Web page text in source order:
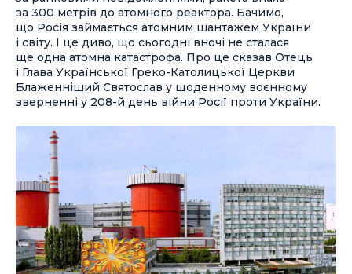
за 300 метрів до атомного реактора. Бачимо,
що Росія займається атомним шантажем України
і світу. І це диво, що сьогодні вночі не сталася
ще одна атомна катастрофа. Про це сказав Отець
і Глава Української Греко-Католицької Церкви
Блаженніший Святослав у щоденному воєнному
зверненні у 208-й день війни Росії проти України.